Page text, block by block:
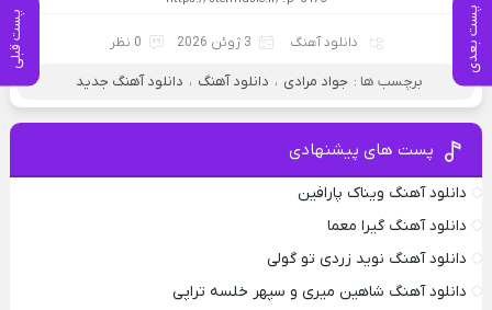
پست بعدی پست قبلی دانلود آهنگ 3 ژوئن 2026 0 نظر
برچسب ها : جواد مرادی ، دانلود آهنگ ، دانلود آهنگ جدید
پست های پیشنهادی
دانلود آهنگ ویناک پارافین
دانلود آهنگ گیرا معما
دانلود آهنگ نوید زردی تو گولی
دانلود آهنگ شاهین میری و سپهر خلسه تراپی